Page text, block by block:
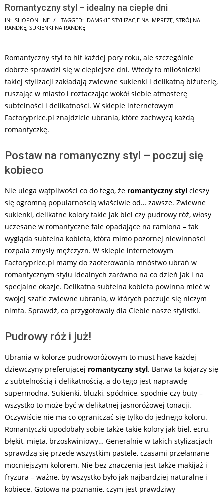
Romantyczny styl – idealny na ciepłe dni
IN: SHOPONLINE TAGGED: DAMSKIE STYLIZACJE NA IMPREZĘ STRÓJ NA
RANDKĘ SUKIENKI NA RANDKĘ
Romantyczny styl to hit każdej pory roku, ale szczególnie
dobrze sprawdzi się w cieplejsze dni. Wtedy to miłośniczki
takiej stylizacji zakładają zwiewne sukienki i delikatną biżuterię,
ruszając w miasto i roztaczając wokół siebie atmosferę
subtelności i delikatności. W sklepie internetowym
Factoryprice.pl znajdzicie ubrania, które zachwycą każdą
romantyczkę.
Postaw na romanyczny styl – poczuj się
kobieco
Nie ulega wątpliwości co do tego, że romantyczny styl cieszy
się ogromną popularnością właściwie od… zawsze. Zwiewne
sukienki, delikatne kolory takie jak biel czy pudrowy róż, włosy
uczesane w romantyczne fale opadające na ramiona – tak
wygląda subtelna kobieta, która mimo pozornej niewinności
rozpala zmysły mężczyzn. W sklepie internetowym
Factoryprice.pl mamy do zaoferowania mnóstwo ubrań w
romantycznym stylu idealnych zarówno na co dzień jak i na
specjalne okazje. Delikatna subtelna kobieta powinna mieć w
swojej szafie zwiewne ubrania, w których poczuje się niczym
nimfa. Sprawdź, co przygotowały dla Ciebie nasze stylistki.
Pudrowy róż i już!
Ubrania w kolorze pudroworóżowym to must have każdej
dziewczyny preferującej romantyczny styl. Barwa ta kojarzy się
z subtelnością i delikatnością, a do tego jest naprawdę
supermodna. Sukienki, bluzki, spódnice, spodnie czy buty –
wszystko to może być w delikatnej jasnoróżowej tonacji.
Oczywiście nie ma co ograniczać się tylko do jednego koloru.
Romantyczki upodobały sobie także takie kolory jak biel, ecru,
błękit, mięta, brzoskwiniowy… Generalnie w takich stylizacjach
sprawdzą się przede wszystkim pastele, czasami przełamane
mocniejszym kolorem. Nie bez znaczenia jest także makijaż i
fryzura – ważne, by wszystko było jak najbardziej naturalne i
kobiece. Gotowa na poznanie, czym jest prawdziwy